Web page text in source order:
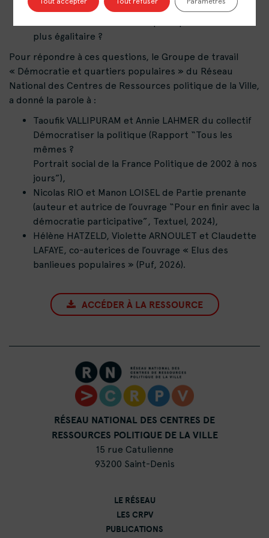
Quels effets de ces mal-représentations ?
plus égalitaire ?
Pour répondre à ces questions, le Groupe de travail
« Démocratie et quartiers populaires » du Réseau
National des Centres de Ressources politique de la Ville,
a donné la parole à :
Taoufik VALLIPURAM et Annie LAHMER du collectif
Démocratiser la politique (Rapport “Tous les
mêmes ?
Portrait social de la France Politique de 2002 à nos
jours”),
Nicolas RIO et Manon LOISEL de Partie prenante
(auteur et autrice de l’ouvrage “Pour en finir avec la
démocratie participative”, Textuel, 2024),
Hélène HATZELD, Violette ARNOULET et Claudette
LAFAYE, co-auterices de l’ouvrage « Elus des
banlieues populaires » (Puf, 2026).
ACCÉDER À LA RESSOURCE
RÉSEAU NATIONAL DES CENTRES DE
RESSOURCES POLITIQUE DE LA VILLE
15 rue Catulienne
93200 Saint-Denis
LE RÉSEAU
LES CRPV
PUBLICATIONS